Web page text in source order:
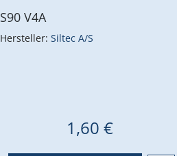
S90 V4A
Hersteller:Siltec A/S
1,60 €